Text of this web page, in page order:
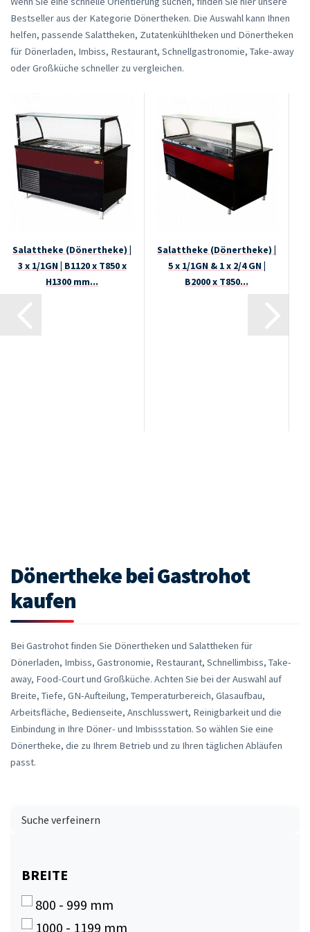
Bestseller aus der Kategorie Dönertheken. Die Auswahl kann Ihnen
helfen, passende Salattheken, Zutatenkühltheken und Dönertheken
für Dönerladen, Imbiss, Restaurant, Schnellgastronomie, Take-away
oder Großküche schneller zu vergleichen.
Salattheke (Dönertheke) |
3 x 1/1GN | B1120 x T850 x
H1300 mm...
Salattheke (Dönertheke) |
5 x 1/1GN & 1 x 2/4 GN |
B2000 x T850...
Dönertheke bei Gastrohot
kaufen
Bei Gastrohot finden Sie Dönertheken und Salattheken für
Dönerladen, Imbiss, Gastronomie, Restaurant, Schnellimbiss, Take-
away, Food-Court und Großküche. Achten Sie bei der Auswahl auf
Breite, Tiefe, GN-Aufteilung, Temperaturbereich, Glasaufbau,
Arbeitsfläche, Bedienseite, Anschlusswert, Reinigbarkeit und die
Einbindung in Ihre Döner- und Imbissstation. So wählen Sie eine
Dönertheke, die zu Ihrem Betrieb und zu Ihren täglichen Abläufen
passt.
Suche verfeinern
BREITE
BREITE
800 - 999 mm
1000 - 1199 mm